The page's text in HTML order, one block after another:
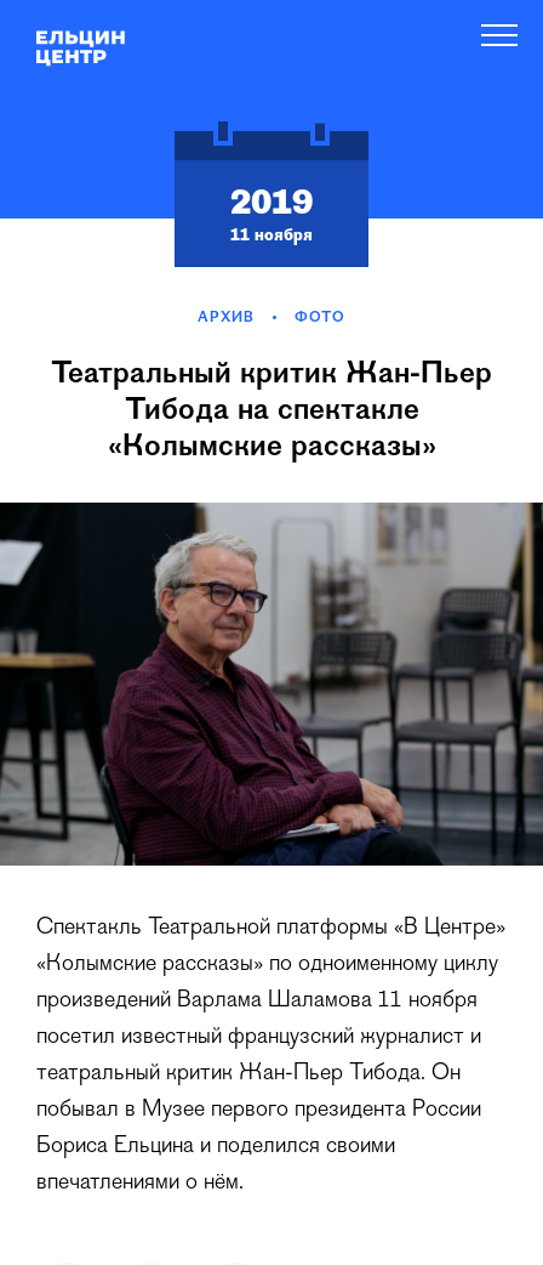
2019
11 ноября
АРХИВ ФОТО
Театральный критик Жан-Пьер
Тибода на спектакле
«Колымские рассказы»
Спектакль Театральной платформы «В Центре»
«Колымские рассказы» по одноименному циклу
произведений Варлама Шаламова 11 ноября
посетил известный французский журналист и
театральный критик Жан-Пьер Тибода. Он
побывал в Музее первого президента России
Бориса Ельцина и поделился своими
впечатлениями о нём.